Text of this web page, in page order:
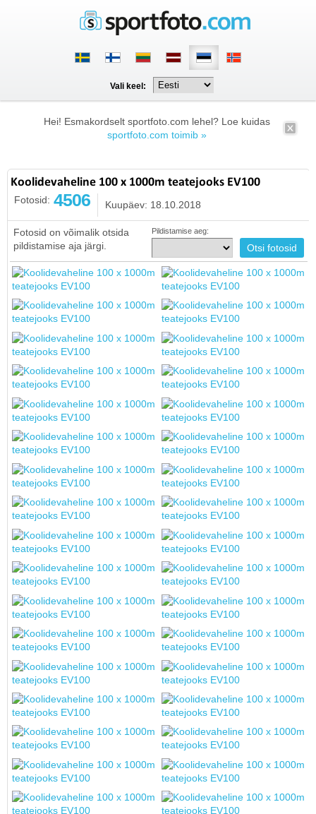
Vali keel:
Hei! Esmakordselt sportfoto.com lehel? Loe kuidas
sportfoto.com toimib »
Koolidevaheline 100 x 1000m teatejooks EV100
Fotosid: 4506 Kuupäev: 18.10.2018
Fotosid on võimalik otsida
pildistamise aja järgi.
Pildistamise aeg: